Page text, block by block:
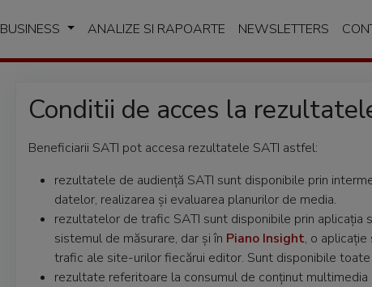
BUSINESS ANALIZE SI RAPOARTE NEWSLETTERS
Conditii de acces la
Beneficiarii SATI pot accesa rezultatele SATI astfel:
rezultatele de audiență SATI sunt disponibile prin
datelor, realizarea și evaluarea planurilor de media.
rezultatelor de trafic SATI sunt disponibile prin aplicația
sistemul de măsurare, dar și în Piano Insight, o
trafic ale site-urilor fiecărui editor. Sunt disponibile
rezultate referitoare la consumul de conținut